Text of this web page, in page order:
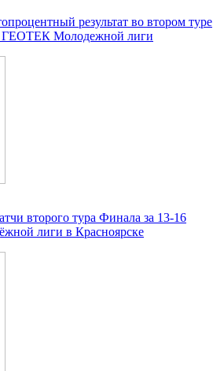
результат во втором туре
ГЕОТЕК Молодежной лиги
второго тура Финала за 13-16
лиги в Красноярске